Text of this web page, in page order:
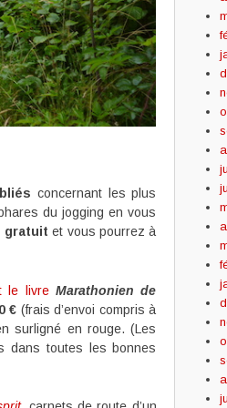
concernant les plus
du jogging en vous
gratuit et vous pourrez à
le livre Marathonien de
€ (frais d’envoi compris à
surligné en rouge. (Les
dans toutes les bonnes